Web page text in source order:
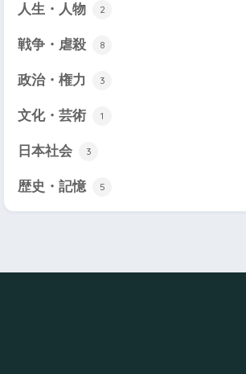
人生・人物 2
戦争・虐殺 8
政治・権力 3
文化・芸術 1
日本社会 3
歴史・記憶 5